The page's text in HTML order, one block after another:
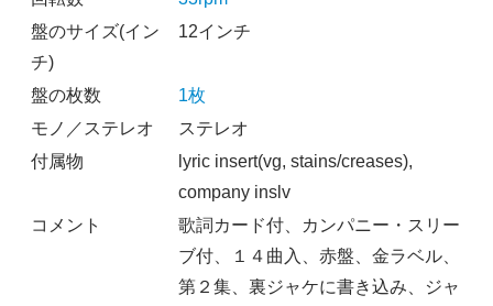
盤のサイズ(イン
チ)
12インチ
盤の枚数
1枚
モノ／ステレオ
ステレオ
付属物
lyric insert(vg, stains/creases),
company inslv
コメント
歌詞カード付、カンパニー・スリー
ブ付、１４曲入、赤盤、金ラベル、
第２集、裏ジャケに書き込み、ジャ